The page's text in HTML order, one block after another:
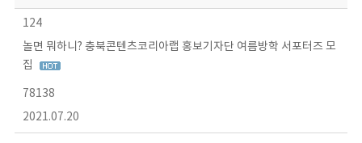
124
놀면 뭐하니? 충북콘텐츠코리아랩 홍보기자단 여름방학 서포터즈 모
집
78138
2021.07.20